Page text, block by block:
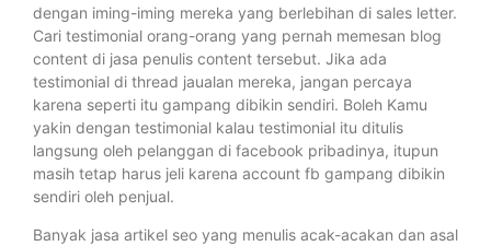
dengan iming-iming mereka yang berlebihan di sales letter.
Cari testimonial orang-orang yang pernah memesan blog
content di jasa penulis content tersebut. Jika ada
testimonial di thread jaualan mereka, jangan percaya
karena seperti itu gampang dibikin sendiri. Boleh Kamu
yakin dengan testimonial kalau testimonial itu ditulis
langsung oleh pelanggan di facebook pribadinya, itupun
masih tetap harus jeli karena account fb gampang dibikin
sendiri oleh penjual.
Banyak jasa artikel seo yang menulis acak-acakan dan asal